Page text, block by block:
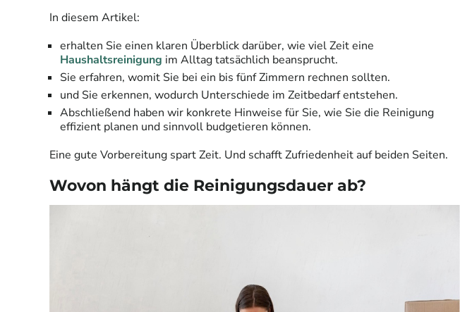
In diesem Artikel:
erhalten Sie einen klaren Überblick darüber, wie viel Zeit eine
Haushaltsreinigung im Alltag tatsächlich beansprucht.
Sie erfahren, womit Sie bei ein bis fünf Zimmern rechnen sollten.
und Sie erkennen, wodurch Unterschiede im Zeitbedarf entstehen.
Abschließend haben wir konkrete Hinweise für Sie, wie Sie die Reinigung
effizient planen und sinnvoll budgetieren können.
Eine gute Vorbereitung spart Zeit. Und schafft Zufriedenheit auf beiden Seiten.
Wovon hängt die Reinigungsdauer ab?